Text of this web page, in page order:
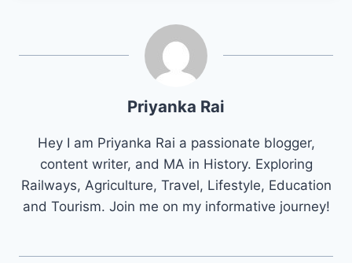
Priyanka Rai
Hey I am Priyanka Rai a passionate blogger,
content writer, and MA in History. Exploring
Railways, Agriculture, Travel, Lifestyle, Education
and Tourism. Join me on my informative journey!